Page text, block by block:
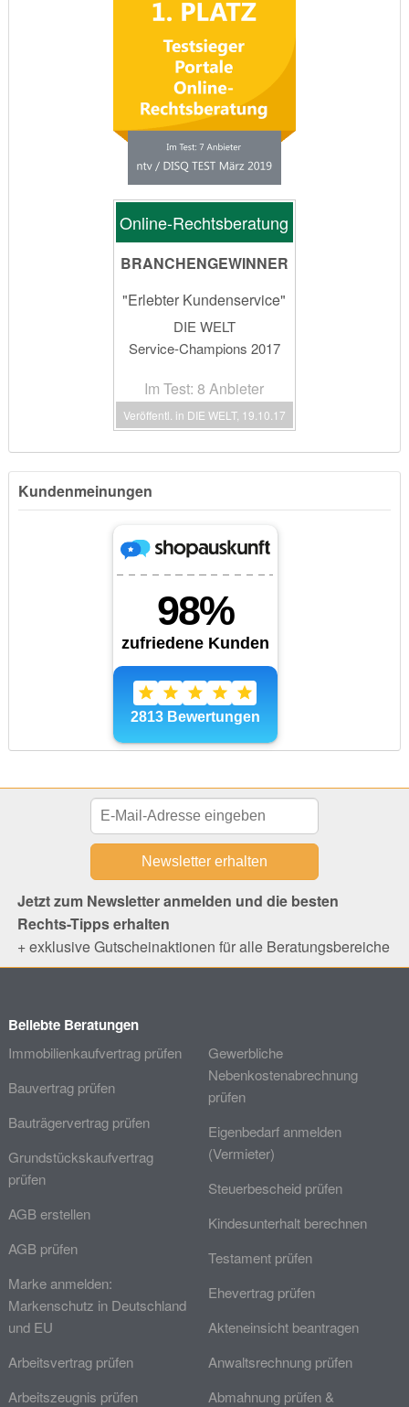
Online-Rechtsberatung
BRANCHENGEWINNER
"Erlebter Kundenservice"
DIE WELT
Service-Champions 2017
Im Test: 8 Anbieter
Veröffentl. in DIE WELT, 19.10.17
Kundenmeinungen
Jetzt zum Newsletter anmelden und die besten
Rechts-Tipps erhalten
+ exklusive Gutscheinaktionen für alle Beratungsbereiche
Beliebte Beratungen
Immobilienkaufvertrag prüfen
Bauvertrag prüfen
Bauträgervertrag prüfen
Grundstückskaufvertrag
prüfen
AGB erstellen
AGB prüfen
Marke anmelden:
Markenschutz in Deutschland
und EU
Arbeitsvertrag prüfen
Arbeitszeugnis prüfen
Gewerbliche
Nebenkostenabrechnung
prüfen
Eigenbedarf anmelden
(Vermieter)
Steuerbescheid prüfen
Kindesunterhalt berechnen
Testament prüfen
Ehevertrag prüfen
Akteneinsicht beantragen
Anwaltsrechnung prüfen
Abmahnung prüfen &